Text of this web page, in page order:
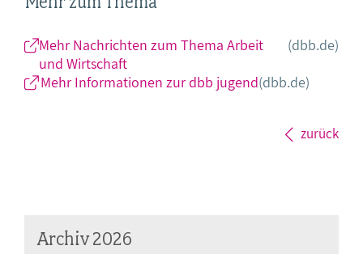
Mehr Nachrichten zum Thema Arbeit
und Wirtschaft
(dbb.de)
Mehr Informationen zur dbb jugend(dbb.de)
zurück
Archiv 2026